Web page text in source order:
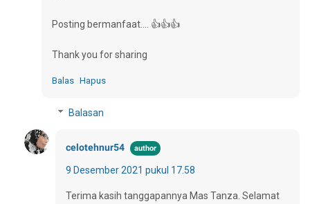
Posting bermanfaat.... 👍👍👍
Thank you for sharing
Balas Hapus
Balasan
celotehnur54
9 Desember 2021 pukul 17.58
Terima kasih tanggapannya Mas Tanza. Selamat